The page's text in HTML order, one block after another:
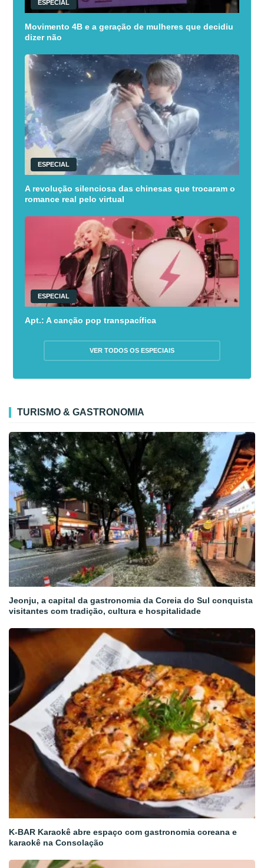
ESPECIAL
Movimento 4B e a geração de mulheres que decidiu
dizer não
ESPECIAL
A revolução silenciosa das chinesas que trocaram o
romance real pelo virtual
ESPECIAL
Apt.: A canção pop transpacífica
VER TODOS OS ESPECIAIS
TURISMO & GASTRONOMIA
Jeonju, a capital da gastronomia da Coreia do Sul conquista
visitantes com tradição, cultura e hospitalidade
K-BAR Karaokê abre espaço com gastronomia coreana e
karaokê na Consolação